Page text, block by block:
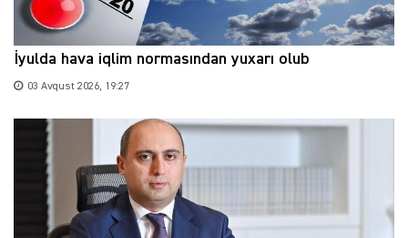
İyulda hava iqlim normasından yuxarı olub
03 Avqust 2026, 19:27